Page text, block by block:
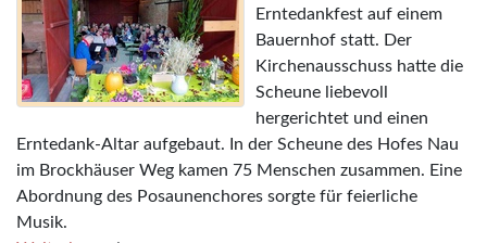
Erntedankfest auf einem
Bauernhof statt. Der
Kirchenausschuss hatte die
Scheune liebevoll
hergerichtet und einen
Erntedank-Altar aufgebaut. In der Scheune des Hofes Nau
im Brockhäuser Weg kamen 75 Menschen zusammen. Eine
Abordnung des Posaunenchores sorgte für feierliche
Musik.